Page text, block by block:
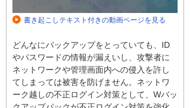
書き起こしテキスト付きの動画ページを見る
どんなにバックアップをとっていても、ID
やパスワードの情報が漏えいし、攻撃者に
ネットワークや管理画面内への侵入を許し
てしまっては被害を防げません。ネットワ
ーク越しの不正ログイン対策として、Wバッ